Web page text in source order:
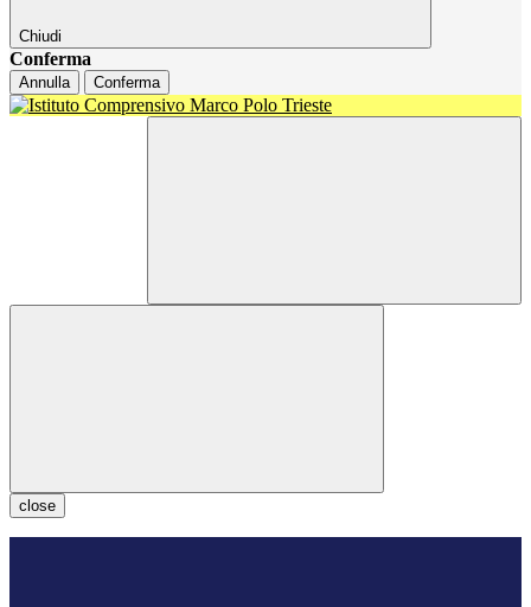
Chiudi
Conferma
Annulla Conferma
close